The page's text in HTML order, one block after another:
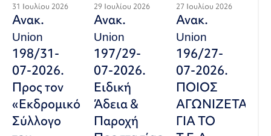
31 Ιουλίου 2026
Ανακ.
Union
198/31-
07-2026.
Προς τον
«Εκδρομικό
Σύλλογο
29 Ιουλίου 2026
Ανακ.
Union
197/29-
07-2026.
Ειδική
Άδεια &
Παροχή
27 Ιουλίου 2026
Ανακ.
Union
196/27-
07-2026.
ΠΟΙΟΣ
ΑΓΩΝΙΖΕΤΑΙ
ΓΙΑ ΤΟ